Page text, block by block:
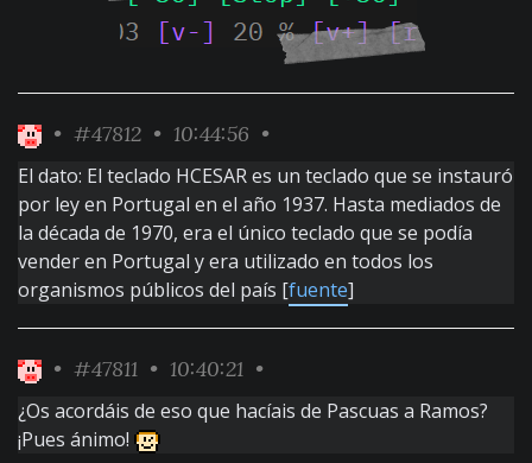
• #47812 • 10:44:56 •
El dato: El teclado HCESAR es un teclado que se instauró
por ley en Portugal en el año 1937. Hasta mediados de
la década de 1970, era el único teclado que se podía
vender en Portugal y era utilizado en todos los
organismos públicos del país [fuente]
• #47811 • 10:40:21 •
¿Os acordáis de eso que hacíais de Pascuas a Ramos?
¡Pues ánimo!